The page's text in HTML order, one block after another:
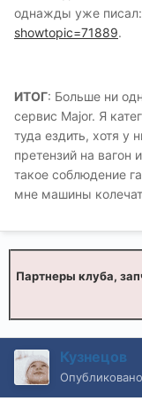
однажды уже писал:
showtopic=71889.
ИТОГ: Больше ни
сервис Major. Я
туда ездить, хотя у
претензий на
такое соблюдение
мне машины
Партнеры клуба,
Кузнецов
Опубликовано